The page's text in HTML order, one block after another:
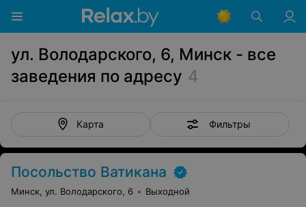
ул. Володарского, 6, Минск - все
заведения по адресу 4
Карта Фильтры
Посольство Ватикана
Минск, ул. Володарского, 6 Выходной